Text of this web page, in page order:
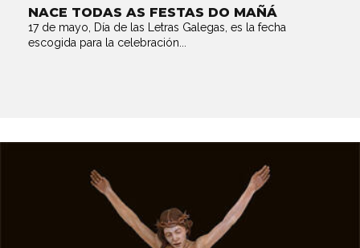
NACE TODAS AS FESTAS DO MAÑÁ
17 de mayo, Día de las Letras Galegas, es la fecha
escogida para la celebración...